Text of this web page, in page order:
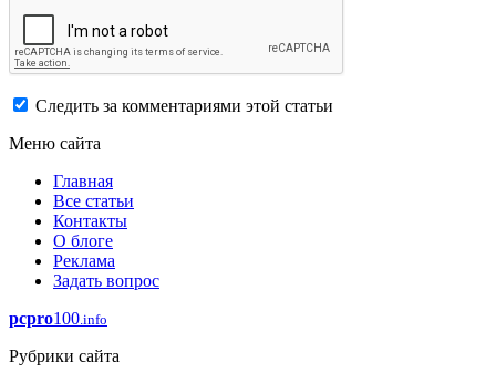
Следить за комментариями этой статьи
Меню сайта
Главная
Все статьи
Контакты
О блоге
Реклама
Задать вопрос
pcpro100.info
Рубрики сайта